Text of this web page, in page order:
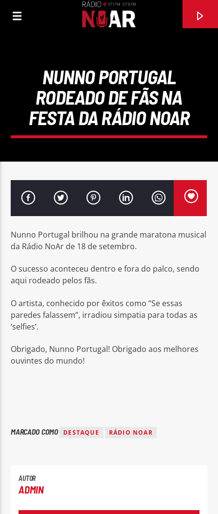
NUNCA AMEI ASSIM
Rádio No ar
NUNNO PORTUGAL
RODEADO DE FÃS NA
FESTA DA RÁDIO NOAR
Nunno Portugal brilhou na grande maratona musical
da Rádio NoAr de 18 de setembro.
O sucesso aconteceu dentro e fora do palco, sendo
aqui rodeado pelos fãs.
O artista, conhecido por êxitos como “Se essas
paredes falassem”, irradiou simpatia para todas as
‘selfies’.
Obrigado, Nunno Portugal! Obrigado aos melhores
ouvintes do mundo!
MARCADO COMO DESTAQUE RÁDIO NOAR
AUTOR
ADMIN